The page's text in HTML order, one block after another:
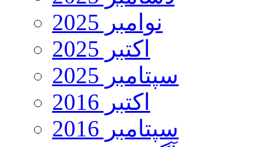
نوامبر 2025
اکتبر 2025
سپتامبر 2025
اکتبر 2016
سپتامبر 2016